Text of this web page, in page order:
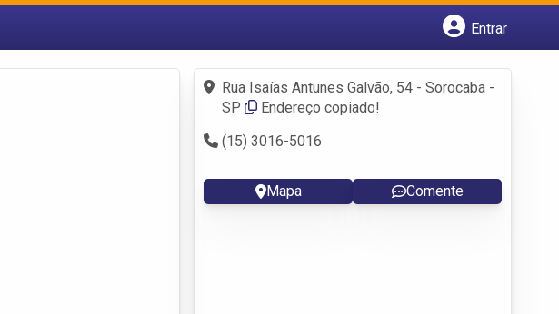
Entrar
Fazer login
Criar conta
Rua Isaías Antunes Galvão, 54 - Sorocaba -
SP
Endereço copiado!
(15) 3016-5016
Mapa Comente